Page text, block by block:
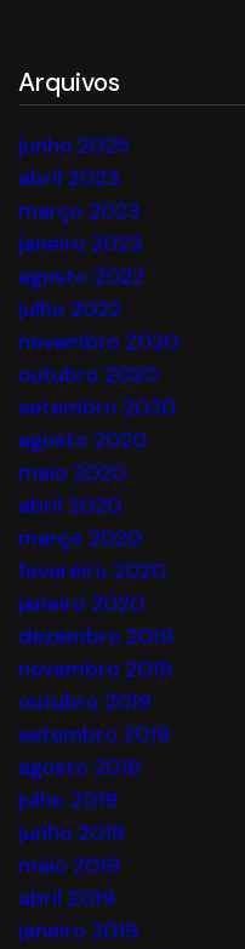
Arquivos
junho 2025
abril 2023
março 2023
janeiro 2023
agosto 2022
julho 2022
novembro 2020
outubro 2020
setembro 2020
agosto 2020
maio 2020
abril 2020
março 2020
fevereiro 2020
janeiro 2020
dezembro 2019
novembro 2019
outubro 2019
setembro 2019
agosto 2019
julho 2019
junho 2019
maio 2019
abril 2019
janeiro 2019